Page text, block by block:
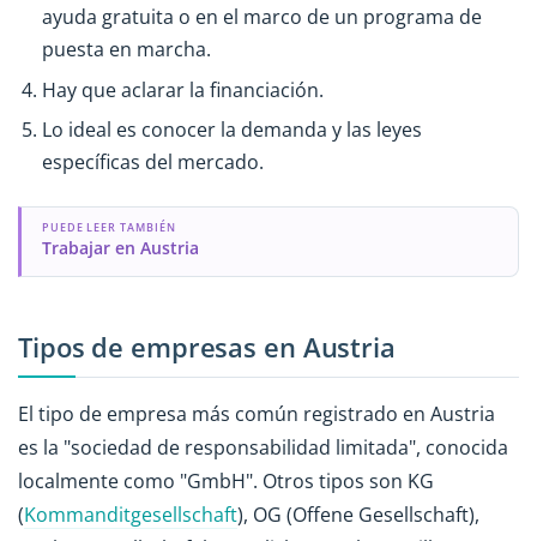
ayuda gratuita o en el marco de un programa de
puesta en marcha.
Hay que aclarar la financiación.
Lo ideal es conocer la demanda y las leyes
específicas del mercado.
PUEDE LEER TAMBIÉN
Trabajar en Austria
Tipos de empresas en Austria
El tipo de empresa más común registrado en Austria
es la "sociedad de responsabilidad limitada", conocida
localmente como "GmbH". Otros tipos son KG
(Kommanditgesellschaft), OG (Offene Gesellschaft),